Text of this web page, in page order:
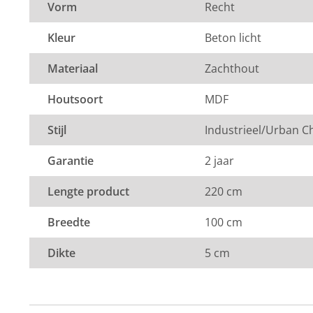
Vorm
Recht
Kleur
Beton licht
Materiaal
Zachthout
Houtsoort
MDF
Stijl
Industrieel/Urban
Garantie
2 jaar
Lengte product
220 cm
Breedte
100 cm
Dikte
5 cm